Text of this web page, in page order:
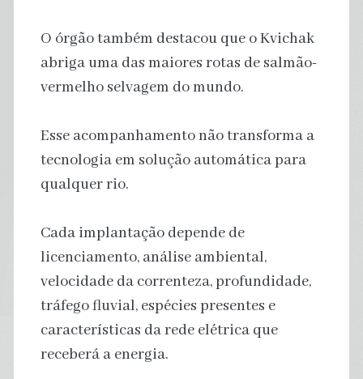
O órgão também destacou que o Kvichak
abriga uma das maiores rotas de salmão-
vermelho selvagem do mundo.
Esse acompanhamento não transforma a
tecnologia em solução automática para
qualquer rio.
Cada implantação depende de
licenciamento, análise ambiental,
velocidade da correnteza, profundidade,
tráfego fluvial, espécies presentes e
características da rede elétrica que
receberá a energia.